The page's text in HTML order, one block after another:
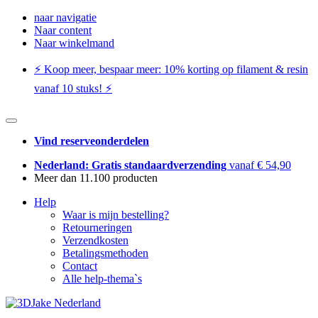
naar navigatie
Naar content
Naar winkelmand
⚡️ Koop meer, bespaar meer: ​​10% korting op filament & resin
vanaf 10 stuks! ⚡️
Vind reserveonderdelen
Nederland: Gratis standaardverzending vanaf € 54,90
Meer dan 11.100 producten
Help
Waar is mijn bestelling?
Retourneringen
Verzendkosten
Betalingsmethoden
Contact
Alle help-thema`s